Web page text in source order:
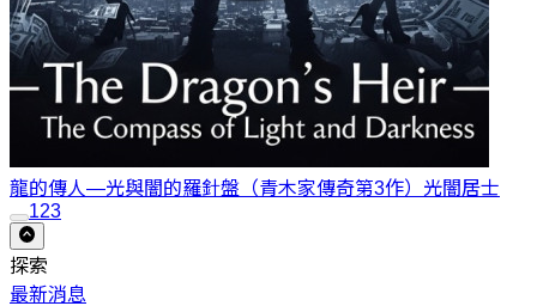
龍的傳人—光與闇的羅針盤（青木家傳奇第3作） 光闇居士
123
探索
最新消息